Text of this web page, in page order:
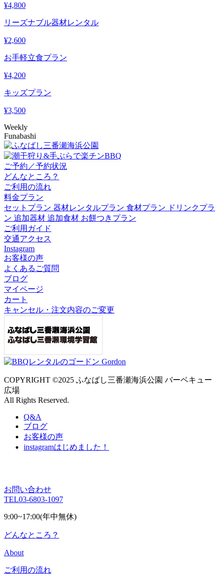
¥4,800
リーズナブル器材レンタル
¥2,600
お手軽立食プラン
¥4,200
キッズプラン
¥3,500
Weekly
Funabashi
ご予約／予約状況
どんなところ？
ご利用の流れ
料金プラン
セットプラン 器材レンタルプラン 食材プラン ドリンクプラ
ン 追加器材 追加食材 お餅つきプラン
ご利用ガイド
交通アクセス
Instagram
お客様の声
よくあるご質問
ブログ
マイページ
カート
キャンセル・注文内容のご変更
COPYRIGHT ©2025 ふなばし三番瀬海浜公園 バーベキュー
広場
All Rights Reserved.
Q&A
ブログ
お客様の声
instagramはじめました！
お問い合わせ
TEL03-6803-1097
9:00~17:00(年中無休)
どんなところ？
About
ご利用の流れ